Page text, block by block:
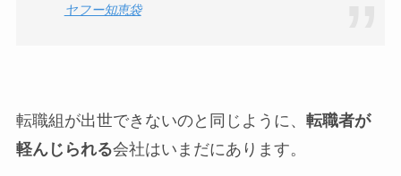
ヤフー知恵袋
転職組が出世できないのと同じように、 転職者が
軽んじられる会社はいまだにあります。